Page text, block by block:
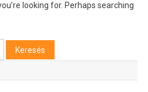
looking for. Perhaps searching